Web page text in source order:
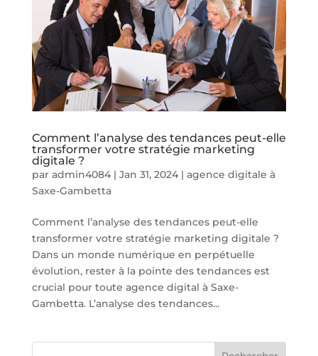
Comment l’analyse des tendances peut-elle
transformer votre stratégie marketing
digitale ?
par admin4084| Jan 31, 2024| agence digitale à
Saxe-Gambetta
Comment l’analyse des tendances peut-elle
transformer votre stratégie marketing digitale ?
Dans un monde numérique en perpétuelle
évolution, rester à la pointe des tendances est
crucial pour toute agence digital à Saxe-
Gambetta. L’analyse des tendances...